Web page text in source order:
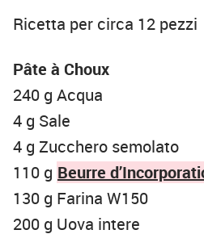
Ricetta per circa 12 pezzi
Pâte à Choux
240 g Acqua
4 g Sale
4 g Zucchero semolato
110 g Beurre
130 g Farina W150
200 g Uova intere